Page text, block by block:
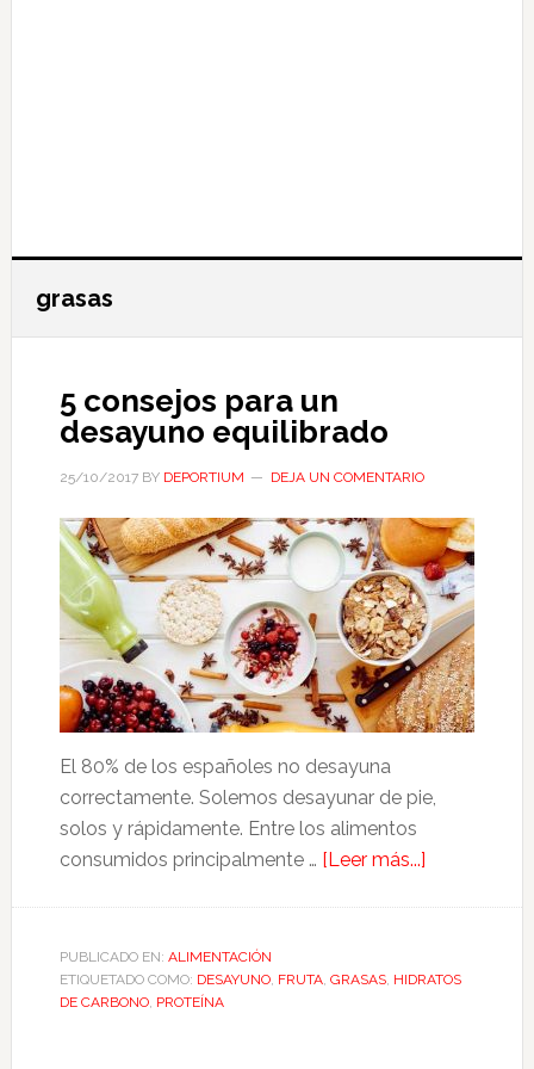
grasas
5 consejos para un
desayuno equilibrado
25/10/2017BY DEPORTIUM DEJA UN COMENTARIO
El 80% de los españoles no desayuna
correctamente. Solemos desayunar de pie,
solos y rápidamente. Entre los alimentos
consumidos principalmente … [Leer más...]acerca
para
PUBLICADO EN: ALIMENTACIÓN
ETIQUETADO COMO: DESAYUNO, FRUTA, GRASAS, HIDRATOS
DE CARBONO, PROTEÍNA